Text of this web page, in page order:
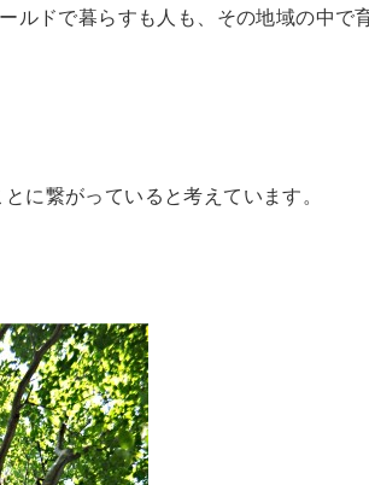
ルドで暮らすも人も、その地域の中で
に繋がっていると考えています。